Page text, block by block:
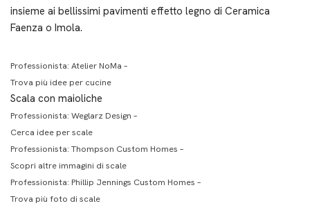
insieme ai bellissimi pavimenti effetto legno di Ceramica
Faenza o Imola.
Professionista: Atelier NoMa –
Trova più idee per cucine
Scala con maioliche
Professionista: Weglarz Design –
Cerca idee per scale
Professionista: Thompson Custom Homes –
Scopri altre immagini di scale
Professionista: Phillip Jennings Custom Homes –
Trova più foto di scale